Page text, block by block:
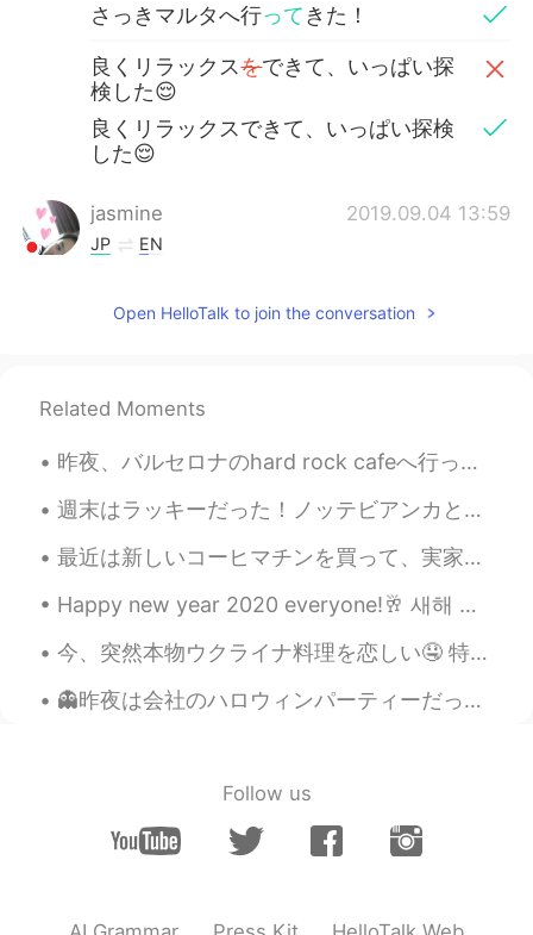
さっきマルタへ行って きた！
良くリラックスをできて、いっぱい探
検した😌
良くリラックスできて、いっぱい探検
した😌
jasmine 2019.09.04 13:59
JP EN
beautiful photo😊
Open HelloTalk to join the conversation
Related Moments
昨夜、バルセロナのhard rock cafeへ行った。🍔 普通はいつも長い行列があるけど、最近人があまりいない。ちょっとラッキーだった。 さすがhard rock cafe！カクテルはオリジナ...
週末はラッキーだった！ノッテビアンカと言うのお祭りを見ることができました。🍷 マルタの芸術、音楽、と映画のお祭りです。それで、週末は博物館が一日中入場無料だった。 レストランの中にところあまりが...
最近は新しいコーヒマチンを買って、実家性のコーヒに夢中になった 笑。☕☕ 今のコロナの検疫のせいで、喫茶店に行くことが出来ないけど、このマチンで大丈夫になった😁 どんなコーヒが好き？私はアメリカ...
Happy new year 2020 everyone!🥂 새해 복 많이 받으세요! 올해 행운을 빈다😉 明けましておめでとうございます皆んなさん！ 今年は色々なイベントがだった、悪い...
今、突然本物ウクライナ料理を恋しい🤤 特にボルシチやチキンキエフ。。。 3ヶ月前ウクライナへ行って、家族を会って、いっぱい休んだけど、最近は旅行に行くことができないから、仕方がないね😂 ウクライ...
👻昨夜は会社のハロウィンパーティーだった 👻 同僚は色々なコスチュームを着たから、最初は多くの人を認識しませんでした！でも、誰も私を認識しない🤣 私はスパイダーマンだった 笑 昨日はパーティー...
Follow us